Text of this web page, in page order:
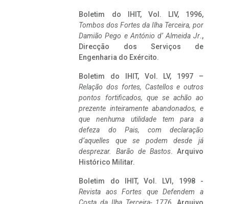
Boletim do IHIT, Vol. LIV, 1996,
Tombos dos Fortes da Ilha Terceira, por
Damião Pego e António d’ Almeida Jr.,
Direcção dos Serviços de
Engenharia do Exército.
Boletim do IHIT, Vol. LV, 1997 –
Relação dos fortes, Castellos e outros
pontos fortificados, que se achão ao
prezente inteiramente abandonados, e
que nenhuma utilidade tem para a
defeza do Pais, com declaração
d’aquelles que se podem desde já
desprezar. Barão de Bastos. Arquivo
Histórico Militar.
Boletim do IHIT, Vol. LVI, 1998 -
Revista aos Fortes que Defendem a